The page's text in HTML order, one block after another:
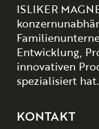
ISLIKER
Entwicklung,
innovativen
spezialisiert hat.
KONTAKT